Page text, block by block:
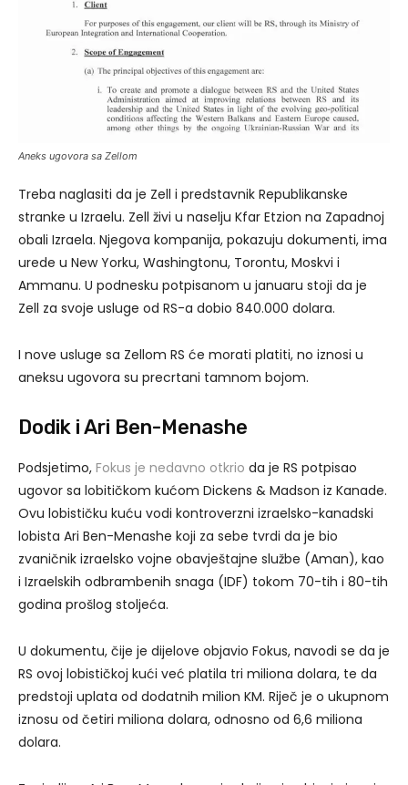
Aneks ugovora sa Zellom
Treba naglasiti da je Zell i predstavnik Republikanske
stranke u Izraelu. Zell živi u naselju Kfar Etzion na Zapadnoj
obali Izraela. Njegova kompanija, pokazuju dokumenti, ima
urede u New Yorku, Washingtonu, Torontu, Moskvi i
Ammanu. U podnesku potpisanom u januaru stoji da je
Zell za svoje usluge od RS-a dobio 840.000 dolara.
I nove usluge sa Zellom RS će morati platiti, no iznosi u
aneksu ugovora su precrtani tamnom bojom.
Dodik i Ari Ben-Menashe
Podsjetimo, Fokus je nedavno otkrio da je RS potpisao
ugovor sa lobitičkom kućom Dickens & Madson iz Kanade.
Ovu lobističku kuću vodi kontroverzni izraelsko-kanadski
lobista Ari Ben-Menashe koji za sebe tvrdi da je bio
zvaničnik izraelsko vojne obavještajne službe (Aman), kao
i Izraelskih odbrambenih snaga (IDF) tokom 70-tih i 80-tih
godina prošlog stoljeća.
U dokumentu, čije je dijelove objavio Fokus, navodi se da je
RS ovoj lobističkoj kući već platila tri miliona dolara, te da
predstoji uplata od dodatnih milion KM. Riječ je o ukupnom
iznosu od četiri miliona dolara, odnosno od 6,6 miliona
dolara.